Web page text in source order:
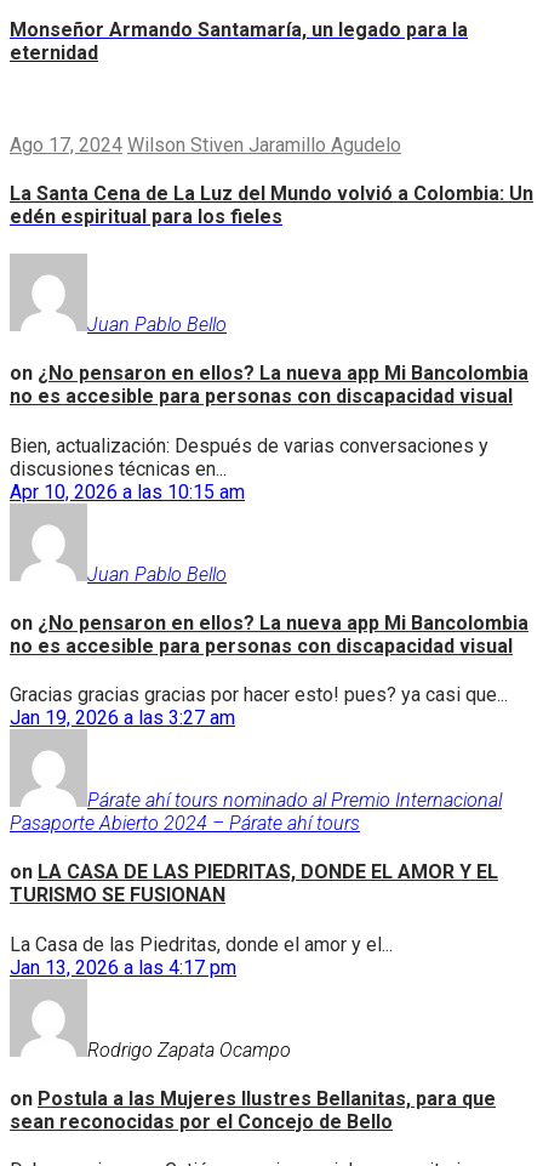
Monseñor Armando Santamaría, un legado para la
eternidad
Ago 17, 2024 Wilson Stiven Jaramillo Agudelo
La Santa Cena de La Luz del Mundo volvió a Colombia: Un
edén espiritual para los fieles
Juan Pablo Bello
on ¿No pensaron en ellos? La nueva app Mi Bancolombia
no es accesible para personas con discapacidad visual
Bien, actualización: Después de varias conversaciones y
discusiones técnicas en...
Apr 10, 2026 a las 10:15 am
Juan Pablo Bello
on ¿No pensaron en ellos? La nueva app Mi Bancolombia
no es accesible para personas con discapacidad visual
Gracias gracias gracias por hacer esto! pues? ya casi que...
Jan 19, 2026 a las 3:27 am
Párate ahí tours nominado al Premio Internacional
Pasaporte Abierto 2024 – Párate ahí tours
on LA CASA DE LAS PIEDRITAS, DONDE EL AMOR Y EL
TURISMO SE FUSIONAN
La Casa de las Piedritas, donde el amor y el...
Jan 13, 2026 a las 4:17 pm
Rodrigo Zapata Ocampo
on Postula a las Mujeres Ilustres Bellanitas, para que
sean reconocidas por el Concejo de Bello